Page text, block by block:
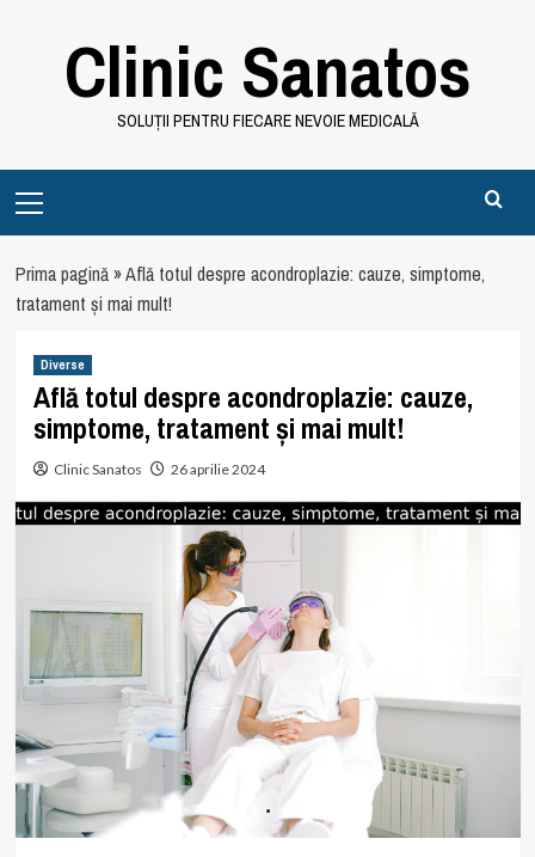
Clinic Sanatos
SOLUȚII PENTRU FIECARE NEVOIE MEDICALĂ
Menu
Prima pagină»Află totul despre acondroplazie: cauze, simptome,
tratament și mai mult!
Diverse
Află totul despre acondroplazie: cauze,
simptome, tratament și mai mult!
Clinic Sanatos 26 aprilie 2024